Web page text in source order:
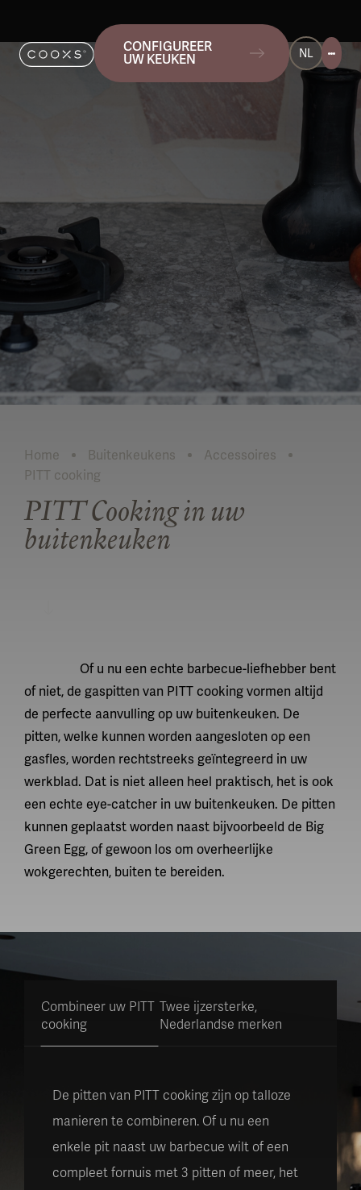
CONFIGUREER
UW KEUKEN NL
Home Buitenkeukens
Accessoires
Huidig:
PITT cooking
PITT Cooking in uw
buitenkeuken
Of u nu een echte barbecue-liefhebber bent
of niet, de gaspitten van PITT cooking vormen altijd
de perfecte aanvulling op uw buitenkeuken. De
pitten, welke kunnen worden aangesloten op een
gasfles, worden rechtstreeks geïntegreerd in uw
werkblad. Dat is niet alleen heel praktisch, het is ook
een echte eye-catcher in uw buitenkeuken. De pitten
kunnen geplaatst worden naast bijvoorbeeld de Big
Green Egg, of gewoon los om overheerlijke
wokgerechten, buiten te bereiden.
Combineer uw PITT
cooking
Twee ijzersterke,
Nederlandse merken
De pitten van PITT cooking zijn op talloze
manieren te combineren. Of u nu een
enkele pit naast uw barbecue wilt of een
compleet fornuis met 3 pitten of meer, het